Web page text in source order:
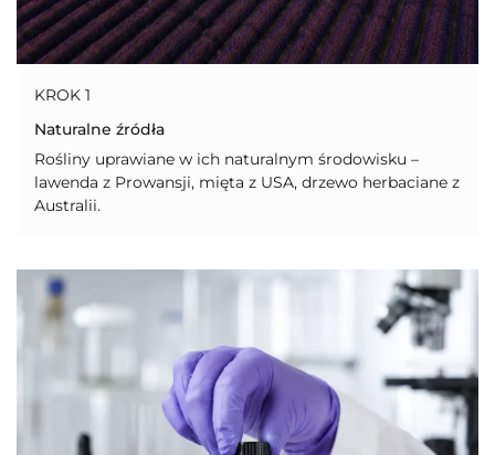
KROK 1
Naturalne źródła
Rośliny uprawiane w ich naturalnym środowisku –
lawenda z Prowansji, mięta z USA, drzewo herbaciane z
Australii.